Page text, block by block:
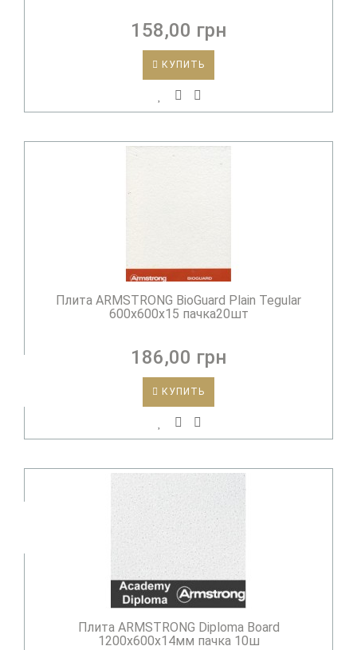
158,00 грн
КУПИТЬ
Плита ARMSTRONG BioGuard Plain Tegular
600х600х15 пачка20шт
186,00 грн
КУПИТЬ
Плита ARMSTRONG Diploma Board
1200х600х14мм пачка 10ш